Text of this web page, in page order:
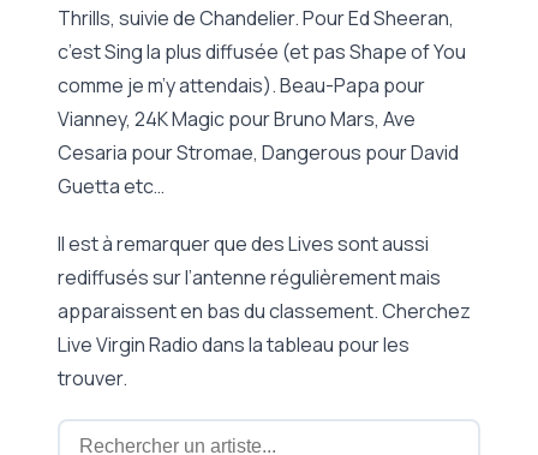
Thrills, suivie de Chandelier. Pour Ed Sheeran,
c’est Sing la plus diffusée (et pas Shape of You
comme je m’y attendais). Beau-Papa pour
Vianney, 24K Magic pour Bruno Mars, Ave
Cesaria pour Stromae, Dangerous pour David
Guetta etc…
Il est à remarquer que des Lives sont aussi
rediffusés sur l’antenne régulièrement mais
apparaissent en bas du classement. Cherchez
Live Virgin Radio dans la tableau pour les
trouver.